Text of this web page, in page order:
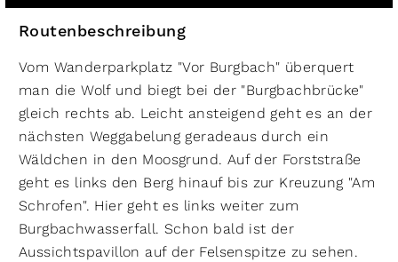
Routenbeschreibung
Vom Wanderparkplatz "Vor Burgbach" überquert
man die Wolf und biegt bei der "Burgbachbrücke"
gleich rechts ab. Leicht ansteigend geht es an der
nächsten Weggabelung geradeaus durch ein
Wäldchen in den Moosgrund. Auf der Forststraße
geht es links den Berg hinauf bis zur Kreuzung "Am
Schrofen". Hier geht es links weiter zum
Burgbachwasserfall. Schon bald ist der
Aussichtspavillon auf der Felsenspitze zu sehen.